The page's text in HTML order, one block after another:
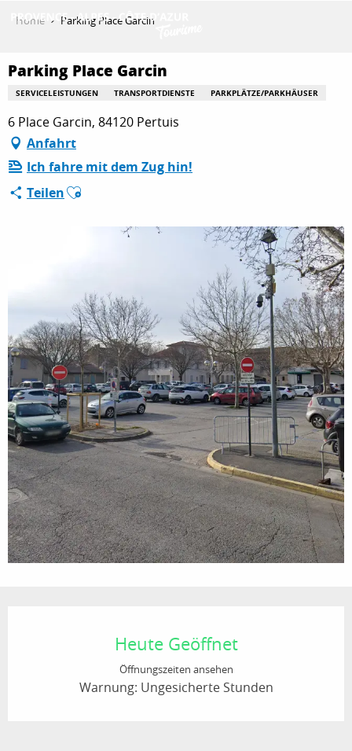
principal
ENTDECKEN
AKTIVITÄTEN
AUFENTHALT
Home Parking Place Garcin
Parking Place Garcin
SERVICELEISTUNGEN TRANSPORTDIENSTE PARKPLÄTZE/PARKHÄUSER
6 Place Garcin, 84120 Pertuis
Anfahrt
Ich fahre mit dem Zug hin!
TeilenAjouter aux favoris
Heute Geöffnet
Öffnungszeiten ansehen
Warnung: Ungesicherte Stunden